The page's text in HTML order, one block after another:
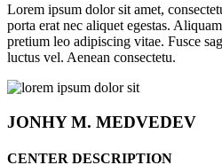
Lorem ipsum dolor sit amet,
porta erat nec aliquet egestas.
pretium leo adipiscing vitae. Fusce
luctus vel. Aenean consectetu.
JONHYM. MEDVEDEV
CENTER DESCRIPTION